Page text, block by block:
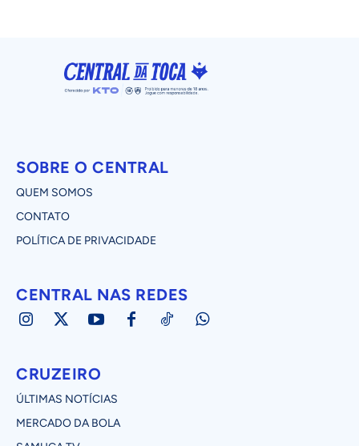
SOBRE O CENTRAL
QUEM SOMOS
CONTATO
POLÍTICA DE PRIVACIDADE
CENTRAL NAS REDES
CRUZEIRO
ÚLTIMAS NOTÍCIAS
MERCADO DA BOLA